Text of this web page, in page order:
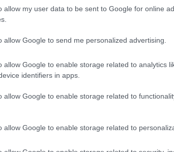
allow my user data to be sent to Google for online
allow Google to send me personalized advertising.
allow Google to enable storage related to analytics
identifiers in apps.
allow Google to enable storage related to
allow Google to enable storage related to
αρχών του 20ού συναντάει τον πολιτισμό του
the Glass βρίσκεται
καρδιά της Αθήνας
. Εδώ η γοητεία του αστικού
του κρασιού και της
παγκόσμιο αμπελώνα, παλιές
και αφρώδεις οίνους,
μη βρείτε αυτό ακριβώς που